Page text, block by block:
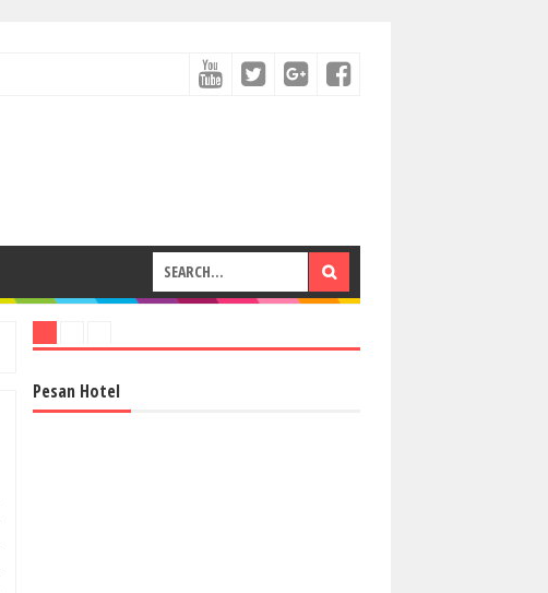
Pesan Hotel